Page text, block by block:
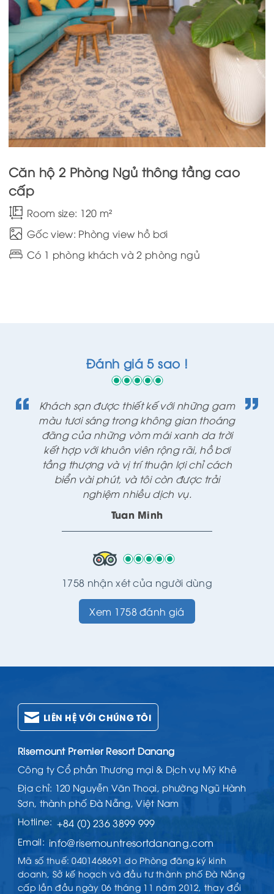
Căn hộ 2 Phòng Ngủ thông tầng cao
cấp
Room size: 120 m²
Gốc view: Phòng view hồ bơi
Có 1 phòng khách và 2 phòng ngủ
Đánh giá 5 sao !
Khách sạn được thiết kế với những gam
màu tươi sáng trong không gian thoáng
đãng của những vòm mái xanh da trời
kết hợp với khuôn viên rộng rãi, hồ bơi
tầng thượng và vị trí thuận lợi chỉ cách
biển vài phút, và tôi còn được trải
nghiệm nhiều dịch vụ.
Tuan Minh
1758 nhận xét của người dùng
Xem 1758 đánh giá
LIÊN HỆ VỚI CHÚNG TÔI
Risemount Premier Resort Danang
Công ty Cổ phần Thương mại & Dịch vụ Mỹ Khê
Địa chỉ: 120 Nguyễn Văn Thoại, phường Ngũ Hành
Sơn, thành phố Đà Nẵng, Việt Nam
Hotline: +84 (0) 236 3899 999
Email: info@risemountresortdanang.com
Mã số thuế: 0401468691 do Phòng đăng ký kinh
doanh, Sở kế hoạch và đầu tư thành phố Đà Nẵng
cấp lần đầu ngày 06 tháng 11 năm 2012, thay đổi